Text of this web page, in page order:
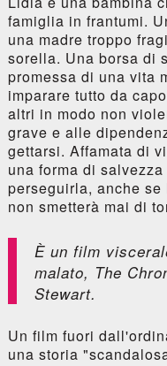
famiglia in frantumi.
una madre troppo
sorella. Una borsa di
promessa di una vita
imparare tutto da
altri in modo non
grave e alle
gettarsi. Affamata di
una forma di
perseguirla, anche
non smetterà mai di
È un film
malato, The
Stewart.
Un film fuori
una storia